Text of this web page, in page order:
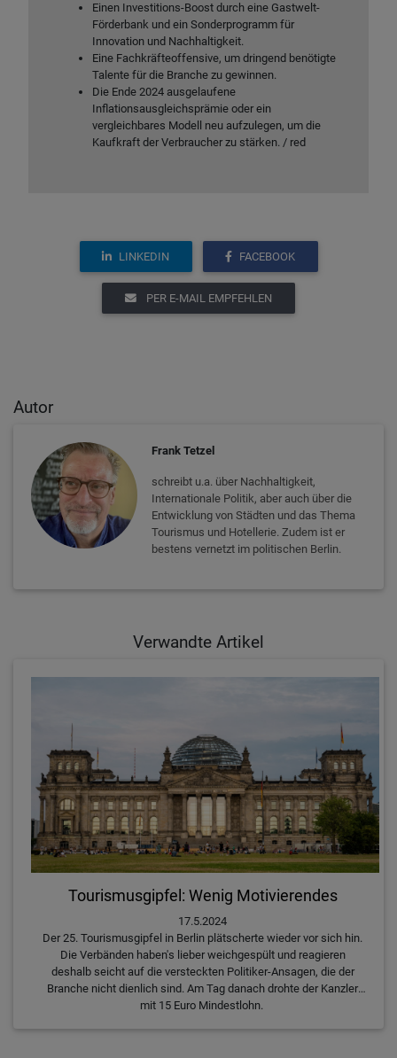
Einen Investitions-Boost durch eine Gastwelt-
Förderbank und ein Sonderprogramm für
Innovation und Nachhaltigkeit.
Eine Fachkräfteoffensive, um dringend benötigte
Talente für die Branche zu gewinnen.
Die Ende 2024 ausgelaufene
Inflationsausgleichsprämie oder ein
vergleichbares Modell neu aufzulegen, um die
Kaufkraft der Verbraucher zu stärken. / red
LINKEDIN FACEBOOK
PER E-MAIL EMPFEHLEN
Autor
Frank Tetzel
schreibt u.a. über Nachhaltigkeit,
Internationale Politik, aber auch über die
Entwicklung von Städten und das Thema
Tourismus und Hotellerie. Zudem ist er
bestens vernetzt im politischen Berlin.
Verwandte Artikel
Tourismusgipfel: Wenig Motivierendes
17.5.2024
Der 25. Tourismusgipfel in Berlin plätscherte wieder vor sich hin.
Die Verbänden haben's lieber weichgespült und reagieren
deshalb seicht auf die versteckten Politiker-Ansagen, die der
Branche nicht dienlich sind. Am Tag danach drohte der Kanzler
mit 15 Euro Mindestlohn.